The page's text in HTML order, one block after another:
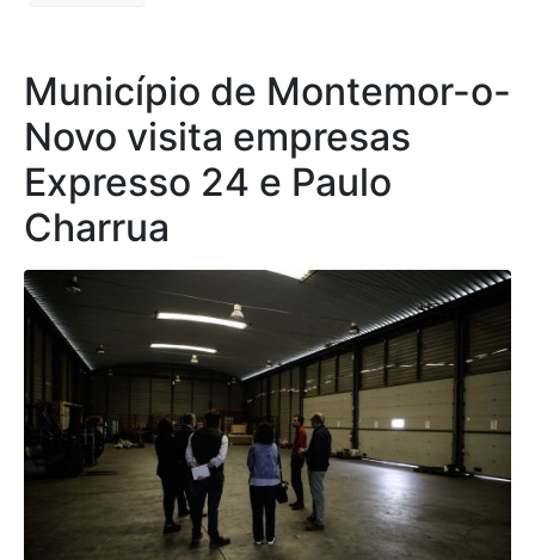
Município de Montemor-o-
Novo visita empresas
Expresso 24 e Paulo
Charrua